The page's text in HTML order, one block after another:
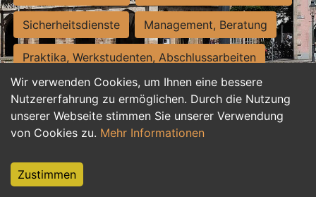
Wir verwenden Cookies, um Ihnen eine bessere
Nutzererfahrung zu ermöglichen. Durch die Nutzung
unserer Webseite stimmen Sie unserer Verwendung
von Cookies zu. Mehr Informationen
Zustimmen
Sicherheitsdienste Management, Beratung
Praktika, Werkstudenten, Abschlussarbeiten
Personalwesen Assistenz, Sekretariat
Hilfskräfte, Aushilfs- und Nebenjobs
Weiterbildung, Studium, duale Ausbildung